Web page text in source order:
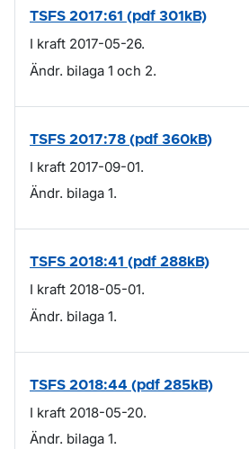
TSFS 2017:61 (pdf 301kB)
I kraft 2017-05-26.
Ändr. bilaga 1 och 2.
TSFS 2017:78 (pdf 360kB)
I kraft 2017-09-01.
Ändr. bilaga 1.
TSFS 2018:41 (pdf 288kB)
I kraft 2018-05-01.
Ändr. bilaga 1.
TSFS 2018:44 (pdf 285kB)
I kraft 2018-05-20.
Ändr. bilaga 1.